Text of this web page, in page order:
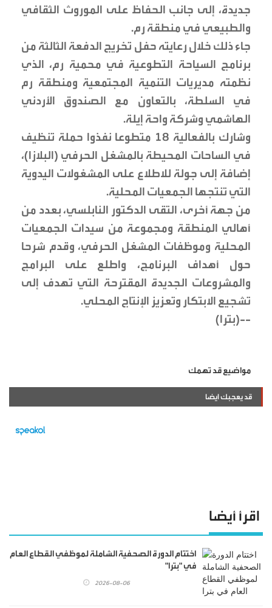
جديدة، إلى جانب الحفاظ على الموروث الثقافي
والطبيعي في منطقة رم.
جاء ذلك خلال رعايته حفل تخريج الدفعة الثالثة من
برنامج السياحة التطوعية في محمية رم، الذي
نظمته مديريات التنمية المجتمعية ومنطقة رم
في السلطة، بالتعاون مع الصندوق الأردني
الهاشمي وشركة واحة إيلة.
وشارك بالفعالية 18 متطوعا نفذوا حملة تنظيف
في الساحات المحيطة بالمشغل الحرفي (البلازا)،
إضافة إلى جولة للاطلاع على المشغولات اليدوية
التي تنتجها الجمعيات المحلية.
من جهة أخرى، التقى الدكتور النابلسي، بعدد من
أهالي المنطقة ومجموعة من سيدات الجمعيات
المحلية وموظفات المشغل الحرفي، وقدم شرحا
حول أهداف البرنامج، واطلع على البرامج
والمشروعات الجديدة المقترحة التي تهدف إلى
تشجيع الابتكار وتعزيز الإنتاج المحلي.
--(بترا)
مواضيع قد تهمك
قد يعجبك ايضا
اقرأ أيضا
اختتام الدورة الصحفية الشاملة لموظفي القطاع العام
في "بترا"
2026-08-06